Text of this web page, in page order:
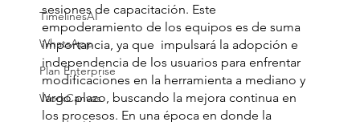
TimelinesAI
WhatsApp
Plan Enterprise
WorkCanvas
sesiones de capacitación. Este
empoderamiento de los equipos es de suma
importancia, ya que  impulsará la adopción e
independencia de los usuarios para enfrentar
modificaciones en la herramienta a mediano y
largo plazo, buscando la mejora continua en
los procesos. En una época en donde la